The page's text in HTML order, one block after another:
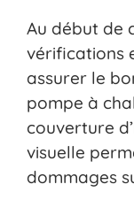
Au début de
vérifications
assurer le
pompe à
couverture
visuelle
dommages